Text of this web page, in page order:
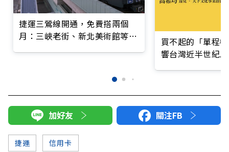
捷運三鶯線開通，免費搭兩個
月：三峽老街、新北美術館等沿
買不起的「單程
響台灣近半世紀
加好友 關注FB
捷運 信用卡